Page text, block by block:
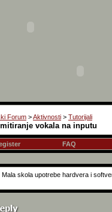
Forum >Aktivnosti > Tutorijali
vokala na inputu
FAQ
Mala skola upotrebe hardvera i